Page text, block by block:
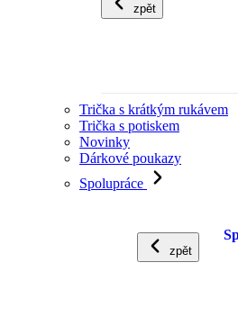
zpět
Trička s krátkým rukávem
Trička s potiskem
Novinky
Dárkové poukazy
Spolupráce
zpět